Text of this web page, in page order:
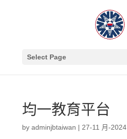
Select Page
均一教育平台
by adminjbtaiwan | 27-11 月-2024